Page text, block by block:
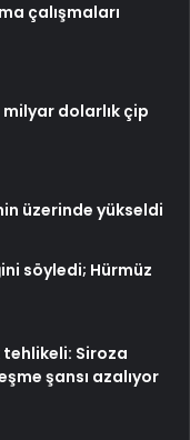
çalışmaları
milyar dolarlık çip
üzerinde yükseldi
söyledi; Hürmüz
Siroza
şansı azalıyor